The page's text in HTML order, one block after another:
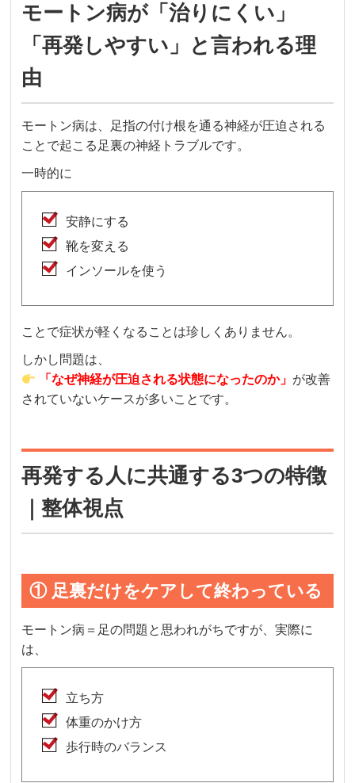
モートン病が「治りにくい」
「再発しやすい」と言われる理
由
モートン病は、足指の付け根を通る神経が圧迫される
ことで起こる足裏の神経トラブルです。
一時的に
安静にする
靴を変える
インソールを使う
ことで症状が軽くなることは珍しくありません。
しかし問題は、
「なぜ神経が圧迫される状態になったのか」 が改善
されていないケースが多いことです。
再発する人に共通する3つの特徴
｜整体視点
① 足裏だけをケアして終わっている
モートン病＝足の問題と思われがちですが、実際に
は、
立ち方
体重のかけ方
歩行時のバランス